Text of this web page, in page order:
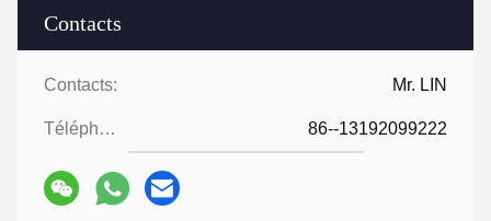
Contacts
Contacts: Mr. LIN
Téléphone: 86--13192099222